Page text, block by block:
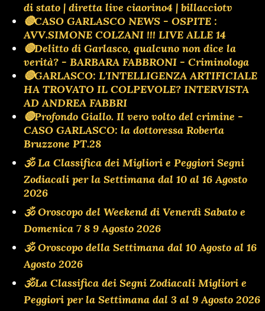
di stato | diretta live ciaorino4 | billacciotv
🔴CASO GARLASCO NEWS - OSPITE :
AVV.SIMONE COLZANI !!! LIVE ALLE 14
🔴Delitto di Garlasco, qualcuno non dice la
verità? - BARBARA FABBRONI - Criminologa
🔴GARLASCO: L'INTELLIGENZA ARTIFICIALE
HA TROVATO IL COLPEVOLE? INTERVISTA
AD ANDREA FABBRI
🔴Profondo Giallo. Il vero volto del crimine -
CASO GARLASCO: la dottoressa Roberta
Bruzzone PT.28
🕉 La Classifica dei Migliori e Peggiori Segni
Zodiacali per la Settimana dal 10 al 16 Agosto
2026
🕉 Oroscopo del Weekend di Venerdì Sabato e
Domenica 7 8 9 Agosto 2026
🕉 Oroscopo della Settimana dal 10 Agosto al 16
Agosto 2026
🕉La Classifica dei Segni Zodiacali Migliori e
Peggiori per la Settimana dal 3 al 9 Agosto 2026